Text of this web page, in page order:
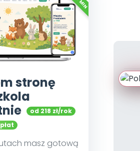
stronę
od 218 zł/rok
masz gotową